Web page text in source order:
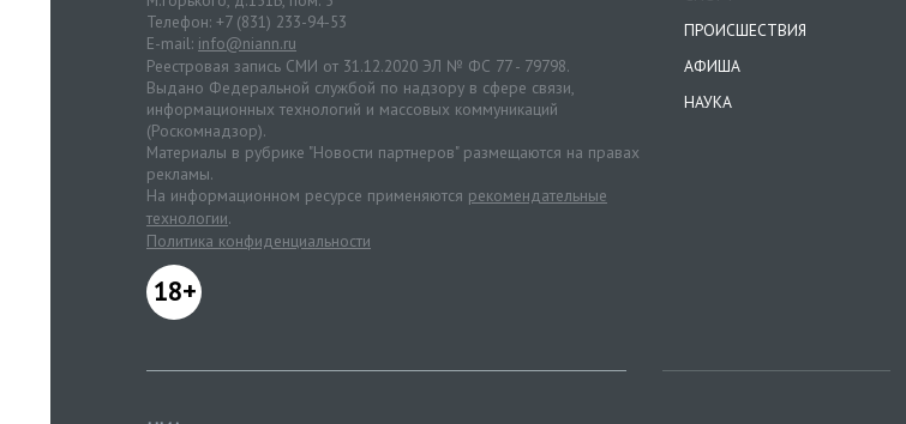
Телефон: +7 (831) 233-94-53
E-mail: info@niann.ru
Реестровая запись СМИ от 31.12.2020 ЭЛ № ФС 77 - 79798.
Выдано Федеральной службой по надзору в сфере связи,
информационных технологий и массовых коммуникаций
(Роскомнадзор).
Материалы в рубрике "Новости партнеров" размещаются на правах
рекламы.
На информационном ресурсе применяются рекомендательные
технологии.
Политика конфиденциальности
18+
ПРОИСШЕСТВИЯ
АФИША
НАУКА